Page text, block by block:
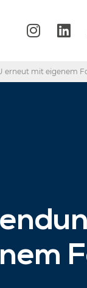
erneut mit eigenem